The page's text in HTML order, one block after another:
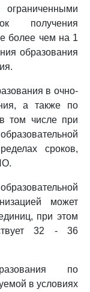
получения
более чем на 1
образования
в очно-
а также по
том числе при
сроков,
может
при этом
32 - 36
по
в условиях